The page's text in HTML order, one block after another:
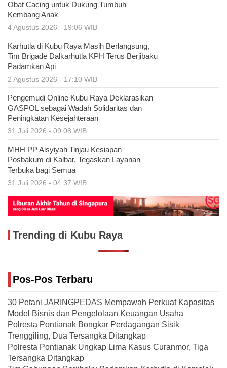
Obat Cacing untuk Dukung Tumbuh
Kembang Anak
4 Agustus 2026 - 19:06 WIB
Karhutla di Kubu Raya Masih Berlangsung,
Tim Brigade Dalkarhutla KPH Terus Berjibaku
Padamkan Api
2 Agustus 2026 - 17:10 WIB
Pengemudi Online Kubu Raya Deklarasikan
GASPOL sebagai Wadah Solidaritas dan
Peningkatan Kesejahteraan
31 Juli 2026 - 09:08 WIB
MHH PP Aisyiyah Tinjau Kesiapan
Posbakum di Kalbar, Tegaskan Layanan
Terbuka bagi Semua
31 Juli 2026 - 04:37 WIB
Trending di Kubu Raya
Pos-Pos Terbaru
30 Petani JARINGPEDAS Mempawah Perkuat Kapasitas
Model Bisnis dan Pengelolaan Keuangan Usaha
Polresta Pontianak Bongkar Perdagangan Sisik
Trenggiling, Dua Tersangka Ditangkap
Polresta Pontianak Ungkap Lima Kasus Curanmor, Tiga
Tersangka Ditangkap